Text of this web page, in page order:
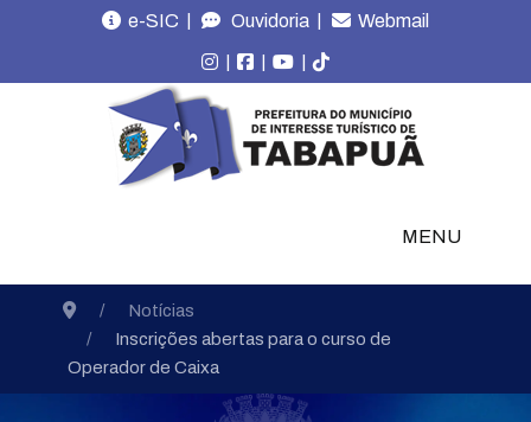
e-SIC | Ouvidoria | Webmail
| | |
MENU
Notícias
Inscrições abertas para o curso de
Operador de Caixa